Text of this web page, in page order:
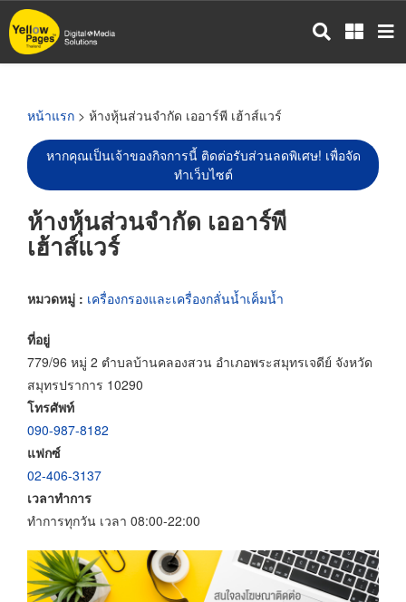
ข้าม
ไป
หน้าแรก > ห้างหุ้นส่วนจำกัด เออาร์พี เฮ้าส์แวร์
หากคุณเป็นเจ้าของกิจการนี้ ติดต่อรับส่วนลดพิเศษ! เพื่อจัด
ทำเว็บไซต์
ห้างหุ้นส่วนจำกัด เออาร์พี
เฮ้าส์แวร์
หมวดหมู่ : เครื่องกรองและเครื่องกลั่นน้ำเค็มน้ำ
ที่อยู่
779/96 หมู่ 2 ตำบลบ้านคลองสวน อำเภอพระสมุทรเจดีย์ จังหวัด
สมุทรปราการ 10290
โทรศัพท์
090-987-8182
แฟกซ์
02-406-3137
เวลาทำการ
ทำการทุกวัน เวลา 08:00-22:00